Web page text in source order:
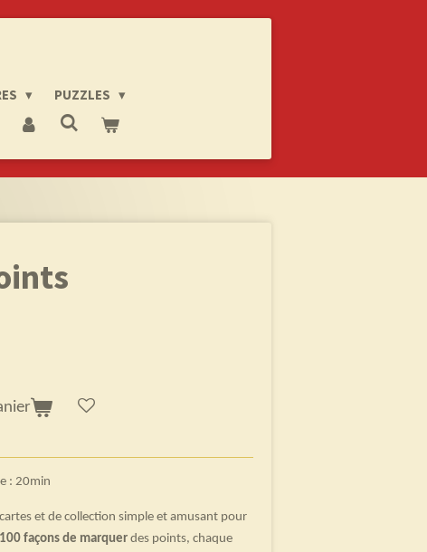
PUZZLES
: 20min
et de collection simple et amusant pour
100 façons de marquer des points, chaque